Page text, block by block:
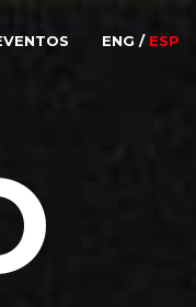
ENG / ESP